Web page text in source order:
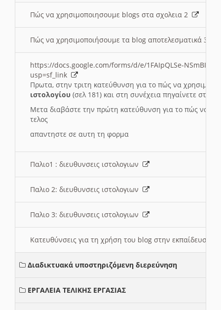
Πώς να χρησιμοποιησουμε blogs στα σχολεια 2
Πώς να χρησιμοποιήσουμε τα blog αποτελεσματικά 3
https://docs.google.com/forms/d/e/1FAIpQLSe-NSmBI-
usp=sf_link
Πρωτα, στην τριτη κατεύθυνση για το πώς να
ιστολογίου (σελ 181) και στη συνέχεια πηγαίνετε στο
Μετα διαβάστε την πρώτη κατεύθυνση για το πώς να
τελος
απαντηστε σε αυτη τη φορμα
Παλιο1 : διευθυνσεις ιστολογιων
Παλιο 2: διευθυνσεις ιστολογιων
Παλιο 3: διευθυνσεις ιστολογιων
Κατευθύνσεις για τη χρήση του blog στην εκπαίδευση
Διαδικτυακά υποστηριζόμενη διερεύνηση
ΕΡΓΑΛΕΙΑ ΤΕΛΙΚΗΣ ΕΡΓΑΣΙΑΣ